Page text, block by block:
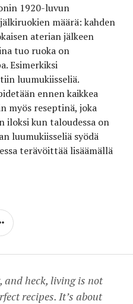
1920-luvun
määrä: kahden
aterian jälkeen
tuo ruoka on
Esimerkiksi
luumukiisseliä.
ennen kaikkea
myös reseptinä, joka
iloksi kun taloudessa on
luumukiisseliä syödä
terävöittää lisäämällä
1920-luvun
SIDEBAR
and heck, living is not
recipes. It’s about